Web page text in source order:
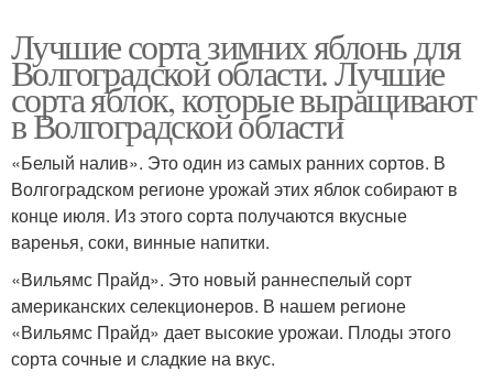
Лучшие сорта зимних яблонь для
Волгоградской области. Лучшие
сорта яблок, которые выращивают
в Волгоградской области
«Белый налив». Это один из самых ранних сортов. В
Волгоградском регионе урожай этих яблок собирают в
конце июля. Из этого сорта получаются вкусные
варенья, соки, винные напитки.
«Вильямс Прайд». Это новый раннеспелый сорт
американских селекционеров. В нашем регионе
«Вильямс Прайд» дает высокие урожаи. Плоды этого
сорта сочные и сладкие на вкус.